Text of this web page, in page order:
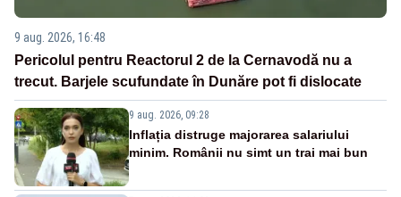
9 aug. 2026, 16:48
Pericolul pentru Reactorul 2 de la Cernavodă nu a
trecut. Barjele scufundate în Dunăre pot fi dislocate
9 aug. 2026, 09:28
Inflația distruge majorarea salariului
minim. Românii nu simt un trai mai bun